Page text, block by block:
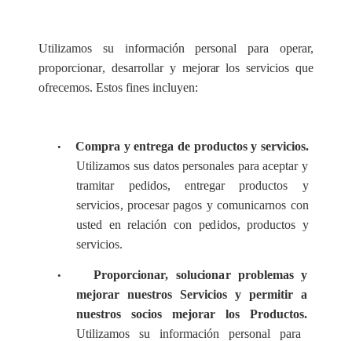
Utilizamossu información personal para operar,
proporcionar,desarrollar y mejorar los servicios que
ofrecemos. Estos fines incluyen:
•Compra yentrega de productos y servicios.
Utilizamossus datos personales paraaceptar y
tramitar pedidos,entregar productos y
servicios, procesar pagos ycomunicarnos con
usted en relación con pedidos, productos y
servicios.
• Proporcionar, solucionar problemas y
mejorar nuestrosServicios y permitir a
nuestros socios mejorar los Productos.
Utilizamossu información personal para